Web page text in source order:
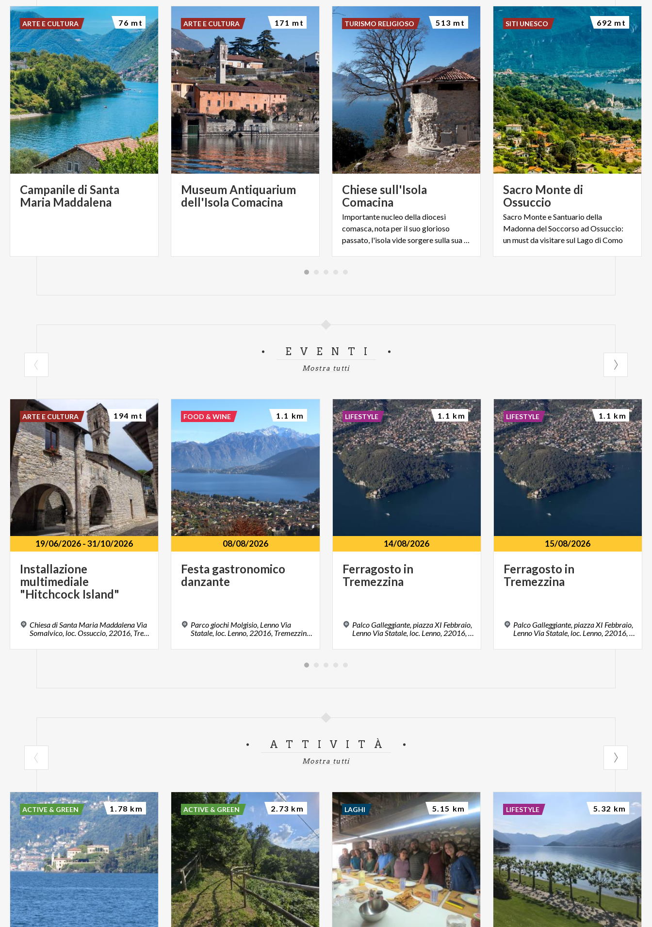
Campanile di Santa
Maria Maddalena
ARTE E CULTURA 76 mt
Museum Antiquarium
dell'Isola Comacina
ARTE E CULTURA 171 mt
Chiese sull'Isola
Comacina
Importante nucleo della diocesi
comasca, nota per il suo glorioso
passato, l'isola vide sorgere sulla sua terra numerose chiese
TURISMO RELIGIOSO 513 mt
Sacro Monte di
Ossuccio
Sacro Monte e Santuario della
Madonna del Soccorso ad Ossuccio:
un must da visitare sul Lago di Como
SITI UNESCO 692 mt
EVENTI
Mostra tutti
19/06/2026-31/10/2026
Installazione
multimediale
"Hitchcock Island"
Chiesa di Santa Maria Maddalena Via
Somalvico, loc. Ossuccio, 22016, Tremezzina (CO)
ARTE E CULTURA 194 mt
08/08/2026
Festa gastronomico
danzante
Parco giochi Molgisio, Lenno Via
Statale, loc. Lenno, 22016, Tremezzina (CO)
FOOD & WINE 1.1 km
14/08/2026
Ferragosto in
Tremezzina
Palco Galleggiante, piazza XI Febbraio,
Lenno Via Statale, loc. Lenno, 22016, Tremezzina (CO)
LIFESTYLE 1.1 km
15/08/2026
Ferragosto in
Tremezzina
Palco Galleggiante, piazza XI Febbraio,
Lenno Via Statale, loc. Lenno, 22016, Tremezzina (CO)
LIFESTYLE 1.1 km
ATTIVITÀ
Mostra tutti
ACTIVE & GREEN 1.78 km ACTIVE & GREEN 2.73 km LAGHI 5.15 km LIFESTYLE 5.32 km